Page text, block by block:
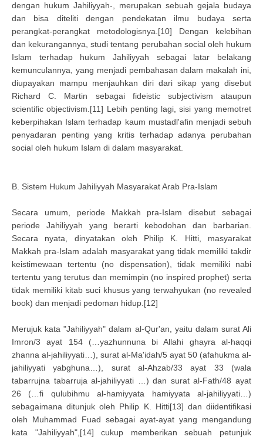
dengan hukum Jahiliyyah-, merupakan sebuah gejala budaya
dan bisa diteliti dengan pendekatan ilmu budaya serta
perangkat-perangkat metodologisnya.[10] Dengan kelebihan
dan kekurangannya, studi tentang perubahan social oleh hukum
Islam terhadap hukum Jahiliyyah sebagai latar belakang
kemunculannya, yang menjadi pembahasan dalam makalah ini,
diupayakan mampu menjauhkan diri dari sikap yang disebut
Richard C. Martin sebagai fideistic subjectivism ataupun
scientific objectivism.[11] Lebih penting lagi, sisi yang memotret
keberpihakan Islam terhadap kaum mustadl'afin menjadi sebuh
penyadaran penting yang kritis terhadap adanya perubahan
social oleh hukum Islam di dalam masyarakat.
B. Sistem Hukum Jahiliyyah Masyarakat Arab Pra-Islam
Secara umum, periode Makkah pra-Islam disebut sebagai
periode Jahiliyyah yang berarti kebodohan dan barbarian.
Secara nyata, dinyatakan oleh Philip K. Hitti, masyarakat
Makkah pra-Islam adalah masyarakat yang tidak memiliki takdir
keistimewaan tertentu (no dispensation), tidak memiliki nabi
tertentu yang terutus dan memimpin (no inspired prophet) serta
tidak memiliki kitab suci khusus yang terwahyukan (no revealed
book) dan menjadi pedoman hidup.[12]
Merujuk kata "Jahiliyyah" dalam al-Qur'an, yaitu dalam surat Ali
Imron/3 ayat 154 (…yazhunnuna bi Allahi ghayra al-haqqi
zhanna al-jahiliyyati…), surat al-Ma'idah/5 ayat 50 (afahukma al-
jahiliyyati yabghuna…), surat al-Ahzab/33 ayat 33 (wala
tabarrujna tabarruja al-jahiliyyati …) dan surat al-Fath/48 ayat
26 (…fi qulubihmu al-hamiyyata hamiyyata al-jahiliyyati…)
sebagaimana ditunjuk oleh Philip K. Hitti[13] dan diidentifikasi
oleh Muhammad Fuad sebagai ayat-ayat yang mengandung
kata "Jahiliyyah",[14] cukup memberikan sebuah petunjuk